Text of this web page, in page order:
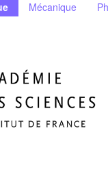
Mécanique